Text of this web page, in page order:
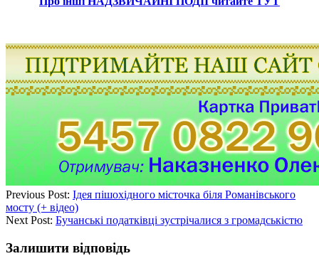
Previous Post: Ідея пішохідного місточка біля Романівського
мосту (+ відео)
Next Post: Бучанські податківці зустрічалися з громадськістю
Залишити відповідь